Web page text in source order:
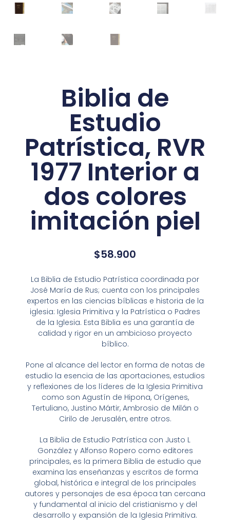
Biblia de
Estudio
Patrística, RVR
1977 Interior a
dos colores
imitación piel
$58.900
La Biblia de Estudio Patrística coordinada por
José María de Rus; cuenta con los principales
expertos en las ciencias bíblicas e historia de la
iglesia: Iglesia Primitiva y la Patrística o Padres
de la Iglesia. Esta Biblia es una garantía de
calidad y rigor en un ambicioso proyecto
bíblico.
Pone al alcance del lector en forma de notas de
estudio la esencia de las aportaciones, estudios
y reflexiones de los líderes de la Iglesia Primitiva
como son Agustín de Hipona, Orígenes,
Tertuliano, Justino Mártir, Ambrosio de Milán o
Cirilo de Jerusalén, entre otros.
La Biblia de Estudio Patrística con Justo L
González y Alfonso Ropero como editores
principales, es la primera Biblia de estudio que
examina las enseñanzas y escritos de forma
global, histórica e integral de los principales
autores y personajes de esa época tan cercana
y fundamental al inicio del cristianismo y del
desarrollo y expansión de la Iglesia Primitiva.